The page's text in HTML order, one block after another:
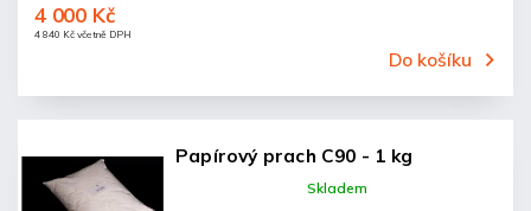
4 840 Kč včetně DPH
4 000 Kč
Do košíku
Papírový prach C90 - 1 kg
Skladem